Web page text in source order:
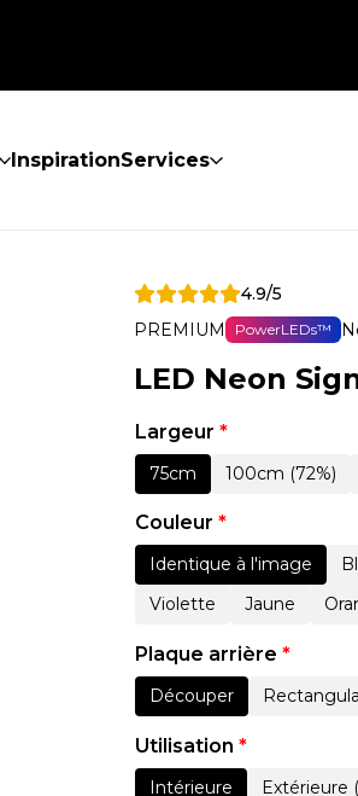
InspirationServices
4.9/5
PREMIUM
PowerLEDs™
LED Neon
Largeur *
75cm 100cm (72%)
Couleur *
Identique à l'image
Violette
Jaune
Plaque arrière *
Découper
Utilisation *
Intérieure Extérieure